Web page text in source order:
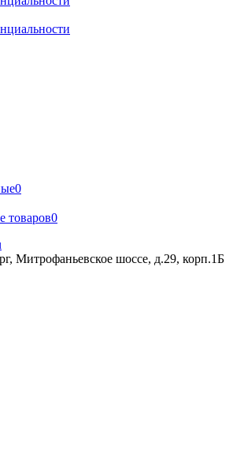
0
товаров0
Митрофаньевское шоссе, д.29, корп.1Б